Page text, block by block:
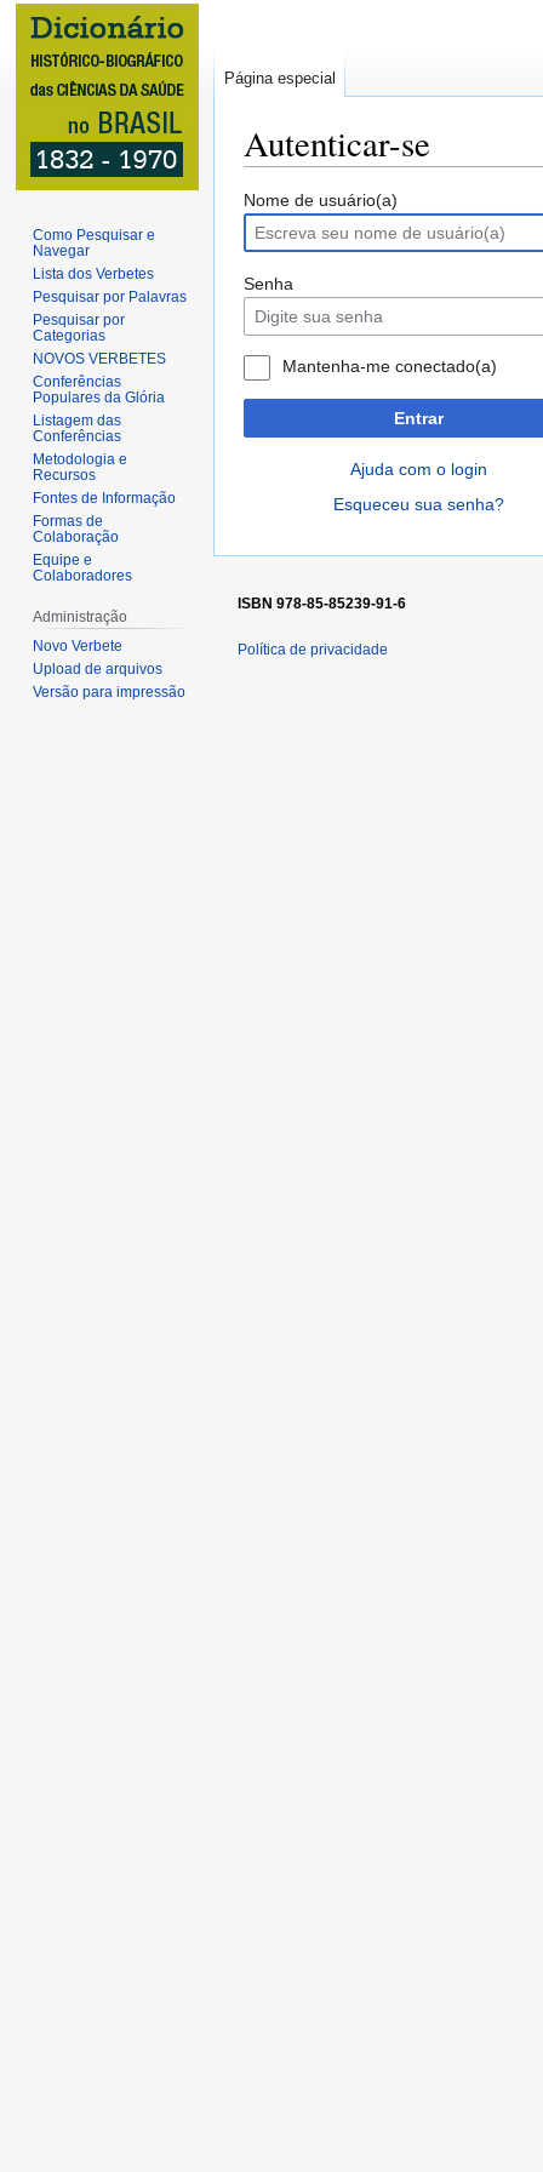
Autenticar-se
Ir
para
navegação
Ir
para
pesquisar
Nome de usuário(a)
Senha
Mantenha-me conectado(a)
Entrar
Ajuda com o login
Esqueceu sua senha?
Página especial
Como Pesquisar e
Navegar
Lista dos Verbetes
Pesquisar por Palavras
Pesquisar por
Categorias
NOVOS VERBETES
Conferências
Populares da Glória
Listagem das
Conferências
Metodologia e
Recursos
Fontes de Informação
Formas de
Colaboração
Equipe e
Colaboradores
Administração
Novo Verbete
Upload de arquivos
Versão para impressão
ISBN 978-85-85239-91-6
Política de privacidade